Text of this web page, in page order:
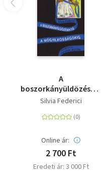
A
boszorkányüldözésektől
a nőgyilkosságokig
Silvia Federici
Online ár:
2 700 Ft
Eredeti ár: 3 000 Ft